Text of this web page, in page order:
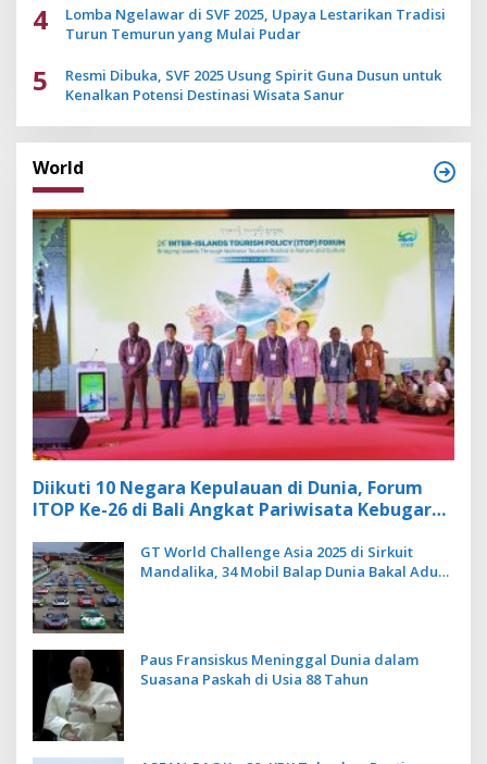
4
Lomba Ngelawar di SVF 2025, Upaya Lestarikan Tradisi
Turun Temurun yang Mulai Pudar
5
Resmi Dibuka, SVF 2025 Usung Spirit Guna Dusun untuk
Kenalkan Potensi Destinasi Wisata Sanur
World
Diikuti 10 Negara Kepulauan di Dunia, Forum
ITOP Ke-26 di Bali Angkat Pariwisata Kebugaran
GT World Challenge Asia 2025 di Sirkuit
Mandalika, 34 Mobil Balap Dunia Bakal Adu
Paus Fransiskus Meninggal Dunia dalam
Suasana Paskah di Usia 88 Tahun